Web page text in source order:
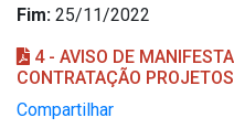
Fim: 25/11/2022
4 - AVISO DE
CONTRATAÇÃO
Compartilhar